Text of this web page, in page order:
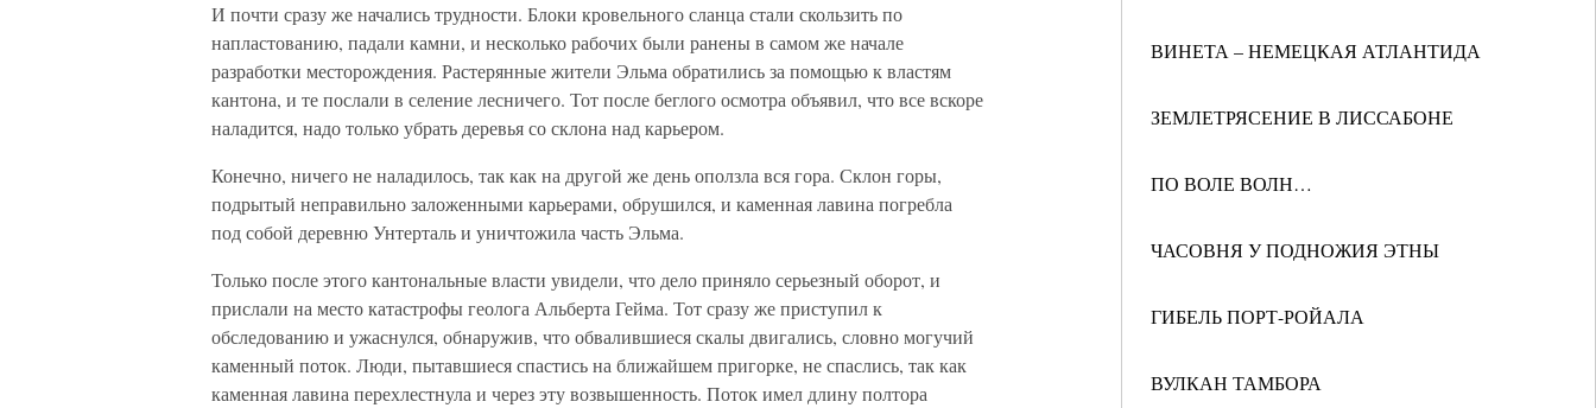
ВИНЕТА – НЕМЕЦКАЯ АТЛАНТИДА
ЗЕМЛЕТРЯСЕНИЕ В ЛИССАБОНЕ
ПО ВОЛЕ ВОЛН…
ЧАСОВНЯ У ПОДНОЖИЯ ЭТНЫ
ГИБЕЛЬ ПОРТ-РОЙАЛА
ВУЛКАН ТАМБОРА
И почти сразу же начались трудности. Блоки кровельного сланца стали скользить по
напластованию, падали камни, и несколько рабочих были ранены в самом же начале
разработки месторождения. Растерянные жители Эльма обратились за помощью к властям
кантона, и те послали в селение лесничего. Тот после беглого осмотра объявил, что все вскоре
наладится, надо только убрать деревья со склона над карьером.
Конечно, ничего не наладилось, так как на другой же день оползла вся гора. Склон горы,
подрытый неправильно заложенными карьерами, обрушился, и каменная лавина погребла
под собой деревню Унтерталь и уничтожила часть Эльма.
Только после этого кантональные власти увидели, что дело приняло серьезный оборот, и
прислали на место катастрофы геолога Альберта Гейма. Тот сразу же приступил к
обследованию и ужаснулся, обнаружив, что обвалившиеся скалы двигались, словно могучий
каменный поток. Люди, пытавшиеся спастись на ближайшем пригорке, не спаслись, так как
каменная лавина перехлестнула и через эту возвышенность. Поток имел длину полтора